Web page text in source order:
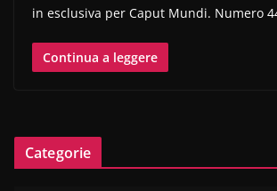
in esclusiva per Caput Mundi. Numero
Continua a leggere
Categorie